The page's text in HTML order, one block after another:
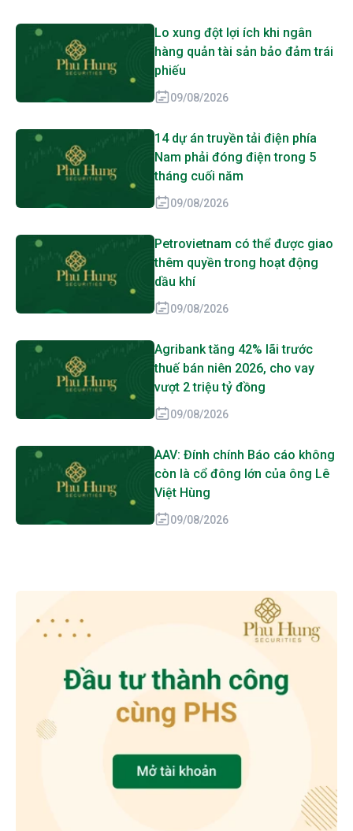
Lo xung đột lợi ích khi ngân
hàng quản tài sản bảo đảm trái
phiếu
09/08/2026
14 dự án truyền tải điện phía
Nam phải đóng điện trong 5
tháng cuối năm
09/08/2026
Petrovietnam có thể được giao
thêm quyền trong hoạt động
dầu khí
09/08/2026
Agribank tăng 42% lãi trước
thuế bán niên 2026, cho vay
vượt 2 triệu tỷ đồng
09/08/2026
AAV: Đính chính Báo cáo không
còn là cổ đông lớn của ông Lê
Việt Hùng
09/08/2026